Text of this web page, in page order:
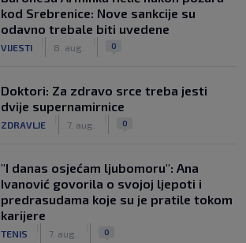
kod Srebrenice: Nove sankcije su
odavno trebale biti uvedene
VIJESTI 8. aug. 0
Doktori: Za zdravo srce treba jesti
dvije supernamirnice
ZDRAVLJE 7. aug. 0
"I danas osjećam ljubomoru": Ana
Ivanović govorila o svojoj ljepoti i
predrasudama koje su je pratile tokom
karijere
TENIS 7. aug. 0